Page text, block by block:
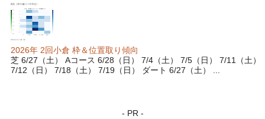
2026年 2回小倉 枠＆位置取り傾向
芝 6/27（土） Aコース 6/28（日） 7/4（土） 7/5（日） 7/11（土）
7/12（日） 7/18（土） 7/19（日） ダート 6/27（土） ...
- PR -